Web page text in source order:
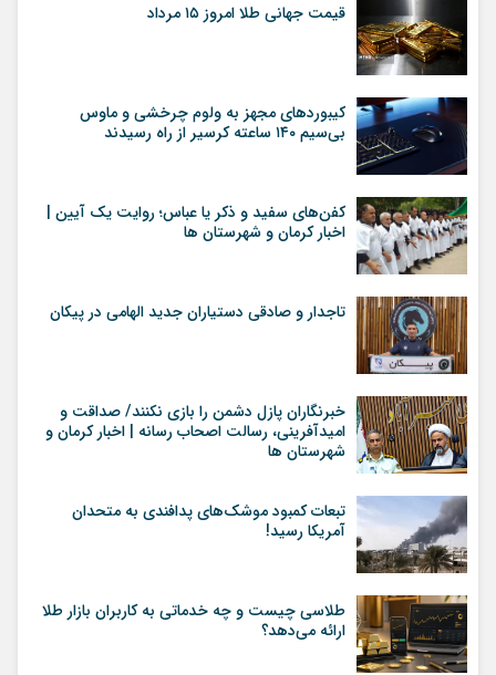
قیمت جهانی طلا امروز ۱۵ مرداد
کیبوردهای مجهز به ولوم چرخشی و ماوس
بی‌سیم ۱۴۰ ساعته کرسیر از راه رسیدند
کفن‌های سفید و ذکر یا عباس؛ روایت یک آیین |
اخبار کرمان و شهرستان ها
تاجدار و صادقی دستیاران جدید الهامی در پیکان
خبرنگاران پازل دشمن را بازی نکنند/ صداقت و
امیدآفرینی، رسالت اصحاب رسانه | اخبار کرمان و
شهرستان ها
تبعات کمبود موشک‌های پدافندی به متحدان
آمریکا رسید!
طلاسی چیست و چه خدماتی به کاربران بازار طلا
ارائه می‌دهد؟